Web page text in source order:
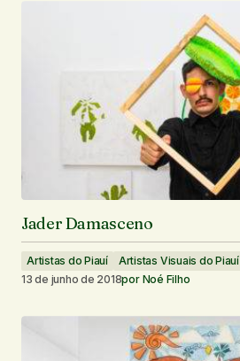
Jader Damasceno
Artistas do Piauí
Artistas Visuais do Piauí
13 de junho de 2018por Noé Filho